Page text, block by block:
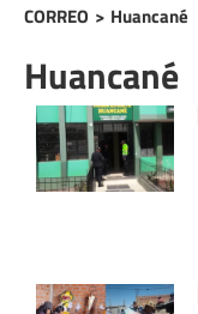
CORREO > Huancané
Huancané